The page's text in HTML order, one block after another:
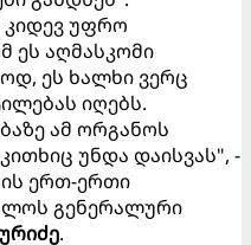
კიდევ უფრო
ეს აღმასკომი
ეს ხალხი ვერც
იღებს.
ამ ორგანოს
უნდა დაისვას", -
ერთ-ერთი
გენერალური
.